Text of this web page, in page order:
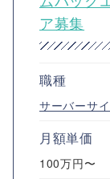
ア募集
職種
サーバーサ
月額単価
100万円〜